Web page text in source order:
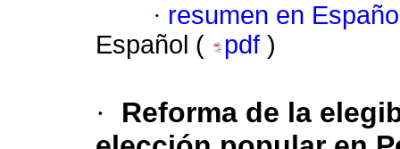
· resumen en
Español (
pdf )
·
Reforma de la